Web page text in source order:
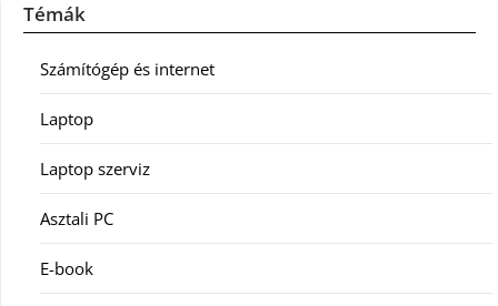
Témák
Számítógép és internet
Laptop
Laptop szerviz
Asztali PC
E-book